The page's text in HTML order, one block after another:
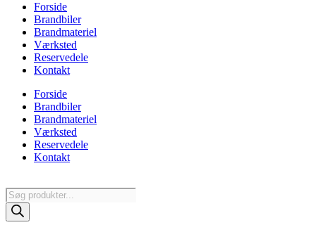
Forside
Brandbiler
Brandmateriel
Værksted
Reservedele
Kontakt
Forside
Brandbiler
Brandmateriel
Værksted
Reservedele
Kontakt
Products
search